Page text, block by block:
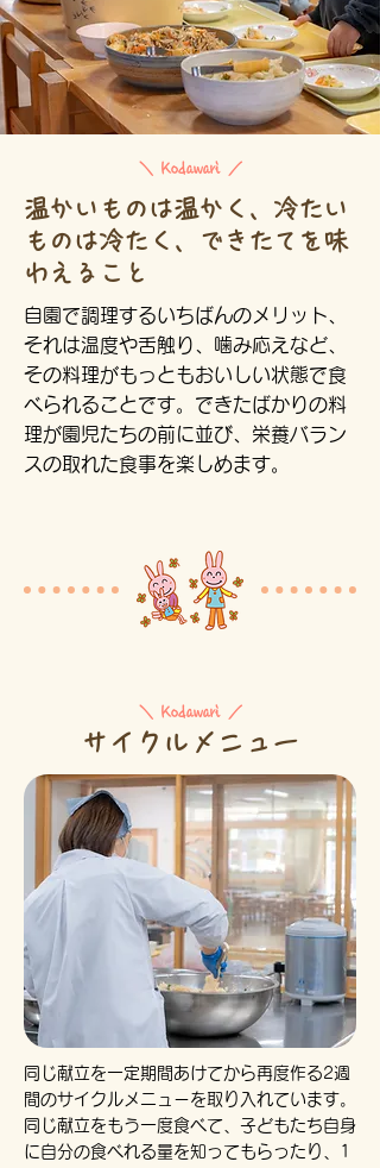
＼ Kodawari ／
温かいものは温かく、冷たい
ものは冷たく、できたてを味
わえること
自園で調理するいちばんのメリット、
それは温度や舌触り、噛み応えなど、
その料理がもっともおいしい状態で食
べられることです。できたばかりの料
理が園児たちの前に並び、栄養バラン
スの取れた食事を楽しめます。
＼ Kodawari ／
サイクルメニュー
同じ献立を一定期間あけてから再度作る2週
間のサイクルメニューを取り入れています。
同じ献立をもう一度食べて、子どもたち自身
に自分の食べれる量を知ってもらったり、1